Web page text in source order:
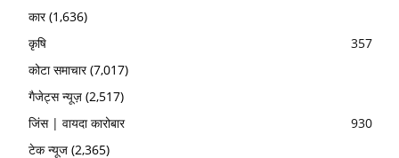
कार(1,636)
कृषि
357
कोटा समाचार(7,017)
गैजेट्स न्यूज़ (2,517)
जिंस | वायदा कारोबार
930
टेक न्यूज (2,365)